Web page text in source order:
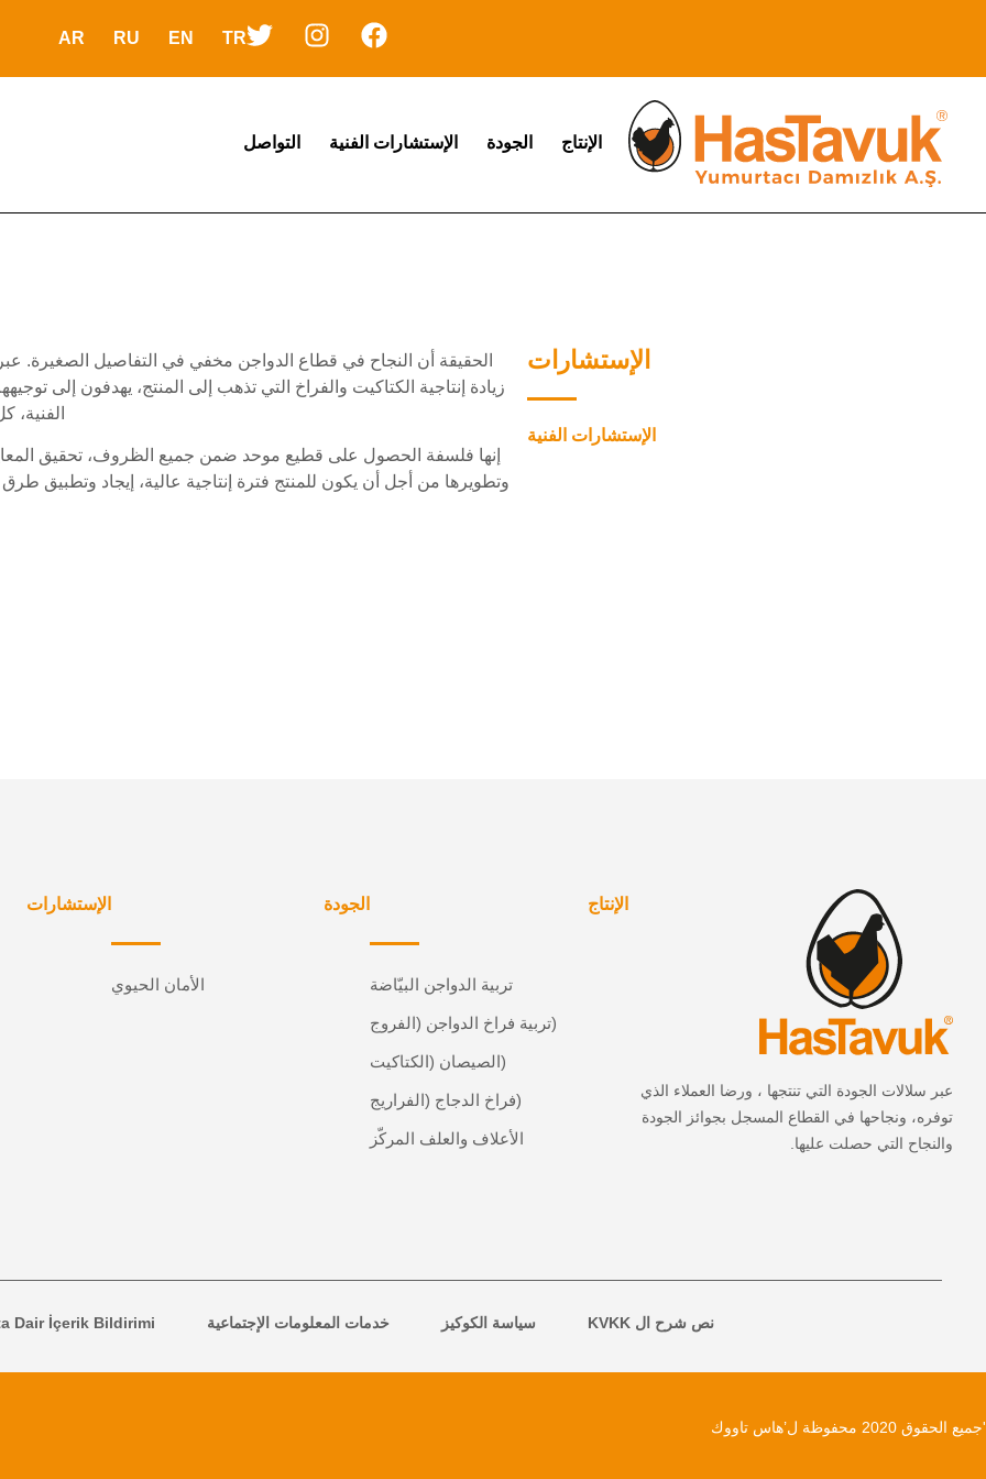
TR
EN
RU
AR
الإنتاج الجودة الإستشارات الفنية التواصل
الإستشارات
الإستشارات الفنية
الحقيقة أن النجاح في قطاع الدواجن مخفي في التفاصيل الصغيرة.
زيادة إنتاجية الكتاكيت والفراخ التي تذهب إلى المنتج، يهدفون إلى
إنها فلسفة الحصول على قطيع موحد ضمن جميع الظروف، تحقيق
وتطويرها من أجل أن يكون للمنتج فترة إنتاجية عالية، إيجاد وتطبيق
عبر سلالات الجودة التي تنتجها ، ورضا العملاء الذي
توفره، ونجاحها في القطاع المسجل بجوائز الجودة
والنجاح التي حصلت عليها.
الإنتاج
تربية الدواجن البيّاضة
(تربية فراخ الدواجن (الفروج
(الصيصان (الكتاكيت
(فراخ الدجاج (الفراريج
الأعلاف والعلف المركّز
الجودة
الأمان الحيوي
الإستشارات
نص شرح ال KVKK سياسة الكوكيز خدمات المعلومات الإجتماعية Dair İçerik Bildirimi
'جميع الحقوق 2020 محفوظة ل’هاس تاووك